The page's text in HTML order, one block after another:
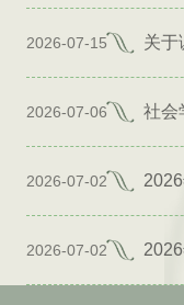
2026-07-15 关于
2026-07-06 社会
2026-07-02
2026-07-02